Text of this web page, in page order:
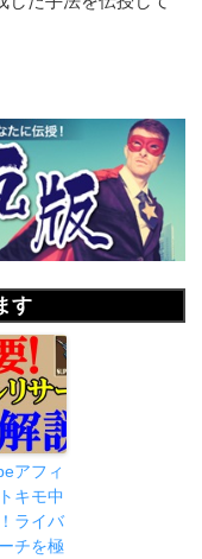
す
アフィ
キモ中
ライバ
チを極